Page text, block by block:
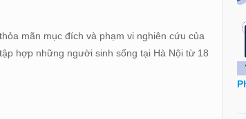
mãn mục đích và phạm vi nghiên cứu của
hợp những người sinh sống tại Hà Nội từ 18